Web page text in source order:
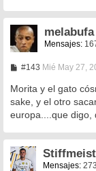
melabufa
Mensajes:
#143M
n
s
a
j
Mié May 27,
Morita y el gato
sake, y el otro
europa....que digo,
Mensajes: